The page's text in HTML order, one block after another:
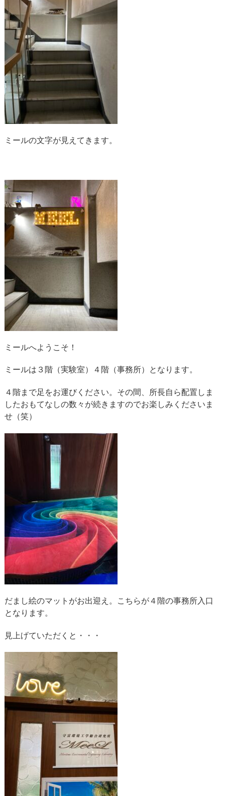
ミールの文字が見えてきます。
ミールへようこそ！
ミールは３階（実験室）４階（事務所）となります。
４階まで足をお運びください。その間、所長自ら配置しま
したおもてなしの数々が続きますのでお楽しみくださいま
せ（笑）
だまし絵のマットがお出迎え。こちらが４階の事務所入口
となります。
見上げていただくと・・・